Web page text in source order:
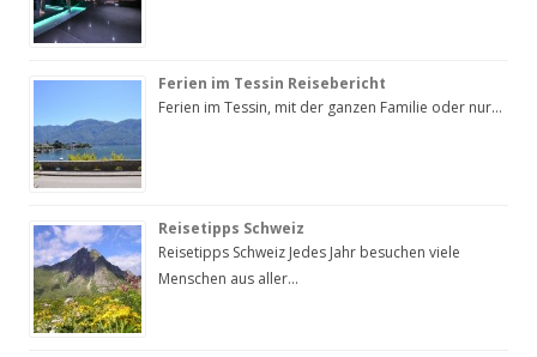
Ferien im Tessin Reisebericht
Ferien im Tessin, mit der ganzen Familie oder nur…
Reisetipps Schweiz
Reisetipps Schweiz Jedes Jahr besuchen viele
Menschen aus aller…